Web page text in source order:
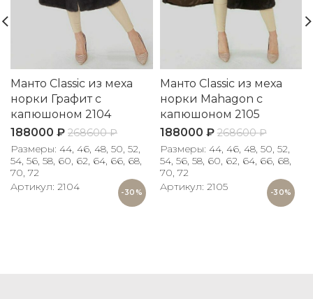
-30%
Манто Classic из меха
норки Графит с
капюшоном 2104
188000 ₽ 268600₽
Размеры: 44, 46, 48, 50, 52,
54, 56, 58, 60, 62, 64, 66, 68,
70, 72
Артикул: 2104
-30%
Манто Classic из меха
норки Mahagon с
капюшоном 2105
188000 ₽ 268600₽
Размеры: 44, 46, 48, 50, 52,
54, 56, 58, 60, 62, 64, 66, 68,
70, 72
Артикул: 2105